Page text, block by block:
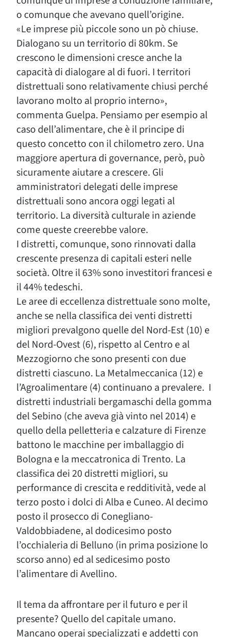
o comunque che avevano quell’origine.
«Le imprese più piccole sono un pò chiuse.
Dialogano su un territorio di 80km. Se
crescono le dimensioni cresce anche la
capacità di dialogare al di fuori. I territori
distrettuali sono relativamente chiusi perché
lavorano molto al proprio interno»,
commenta Guelpa. Pensiamo per esempio al
caso dell’alimentare, che è il principe di
questo concetto con il chilometro zero. Una
maggiore apertura di governance, però, può
sicuramente aiutare a crescere. Gli
amministratori delegati delle imprese
distrettuali sono ancora oggi legati al
territorio. La diversità culturale in aziende
come queste creerebbe valore.
I distretti, comunque, sono rinnovati dalla
crescente presenza di capitali esteri nelle
società. Oltre il 63% sono investitori francesi e
il 44% tedeschi.
Le aree di eccellenza distrettuale sono molte,
anche se nella classifica dei venti distretti
migliori prevalgono quelle del Nord-Est (10) e
del Nord-Ovest (6), rispetto al Centro e al
Mezzogiorno che sono presenti con due
distretti ciascuno. La Metalmeccanica (12) e
l’Agroalimentare (4) continuano a prevalere. I
distretti industriali bergamaschi della gomma
del Sebino (che aveva già vinto nel 2014) e
quello della pelletteria e calzature di Firenze
battono le macchine per imballaggio di
Bologna e la meccatronica di Trento. La
classifica dei 20 distretti migliori, su
performance di crescita e redditività, vede al
terzo posto i dolci di Alba e Cuneo. Al decimo
posto il prosecco di Conegliano-
Valdobbiadene, al dodicesimo posto
l’occhialeria di Belluno (in prima posizione lo
scorso anno) ed al sedicesimo posto
l’alimentare di Avellino.
Il tema da affrontare per il futuro e per il
presente? Quello del capitale umano.
Mancano operai specializzati e addetti con